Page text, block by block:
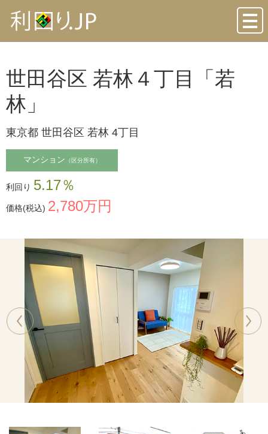
世田谷区 若林４丁目「若
林」
東京都 世田谷区 若林 4丁目
マンション （区分所有）
利回り 5.17％
価格(税込) 2,780万円
Previous Next